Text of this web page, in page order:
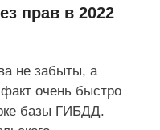
прав в 2022
не забыты, а
очень быстро
базы ГИБДД.